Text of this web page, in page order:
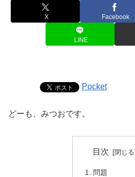
X Facebook
LINE
Pocket
どーも、みつおです。
目次
問題